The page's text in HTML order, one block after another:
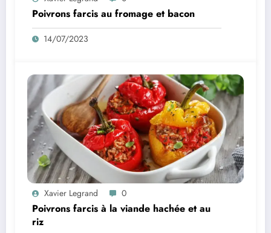
Poivrons farcis au fromage et bacon
14/07/2023
Xavier Legrand 0
Poivrons farcis à la viande hachée et au
riz